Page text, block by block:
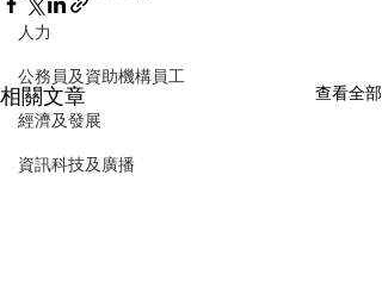
人力
公務員及資助機構員工
經濟及發展
資訊科技及廣播
相關文章 查看全部